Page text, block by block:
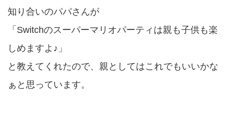
知り合いのパパさんが
「Switchのスーパーマリオパーティは親も子供も楽
しめますよ♪」
と教えてくれたので、親としてはこれでもいいかな
ぁと思っています。